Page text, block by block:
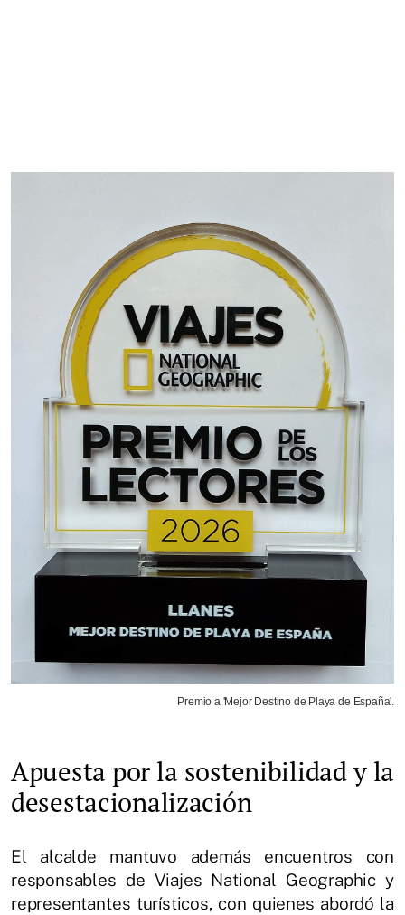
Premio a 'Mejor Destino de Playa de España'.
Apuesta por la sostenibilidad y la
desestacionalización
El alcalde mantuvo además encuentros con
responsables de Viajes National Geographic y
representantes turísticos, con quienes abordó la